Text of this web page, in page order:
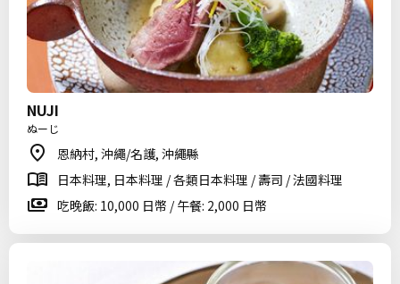
NUJI
ぬーじ
恩納村, 沖繩/名護, 沖繩縣
日本料理, 日本料理 / 各類日本料理 / 壽司 / 法國料理
吃晚飯: 10,000 日幣 / 午餐: 2,000 日幣